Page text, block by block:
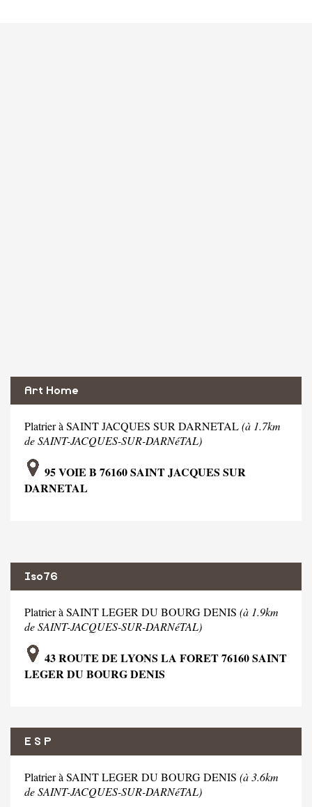
Art Home
Platrier à SAINT JACQUES SUR DARNETAL(à 1.7km
de SAINT-JACQUES-SUR-DARNéTAL)
95 VOIE B 76160 SAINT JACQUES SUR
DARNETAL
Iso76
Platrier à SAINT LEGER DU BOURG DENIS (à 1.9km
de SAINT-JACQUES-SUR-DARNéTAL)
43 ROUTE DE LYONS LA FORET 76160 SAINT
LEGER DU BOURG DENIS
E S P
Platrier à SAINT LEGER DU BOURG DENIS (à 3.6km
de SAINT-JACQUES-SUR-DARNéTAL)